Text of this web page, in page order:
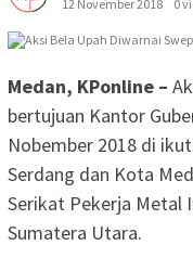
12 November 2018
0
Medan, KPonline –
bertujuan Kantor
Nobember 2018 di
Serdang dan Kota
Serikat Pekerja Metal
Sumatera Utara.